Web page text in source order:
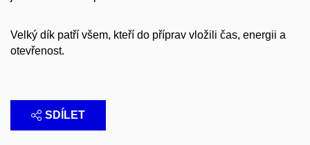
Velký dík patří všem, kteří do příprav vložili čas, energii a
otevřenost.
SDÍLET